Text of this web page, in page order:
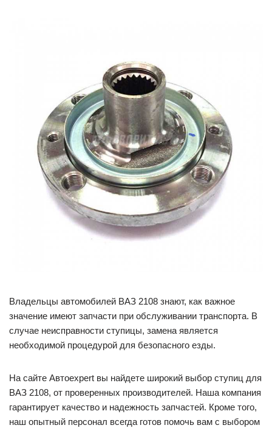
Владельцы автомобилей ВАЗ 2108 знают, как важное
значение имеют запчасти при обслуживании транспорта. В
случае неисправности ступицы, замена является
необходимой процедурой для безопасного езды.
На сайте Автоexpert вы найдете широкий выбор ступиц для
ВАЗ 2108, от проверенных производителей. Наша компания
гарантирует качество и надежность запчастей. Кроме того,
наш опытный персонал всегда готов помочь вам с выбором